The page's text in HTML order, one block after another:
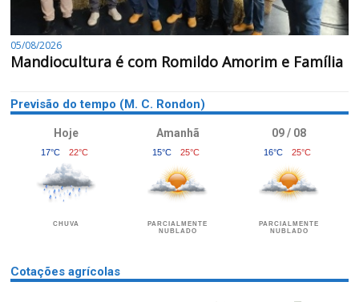
05/08/2026
Mandiocultura é com Romildo Amorim e Família
Previsão do tempo (M. C. Rondon)
Hoje
17°C 22°C
CHUVA
Amanhã
15°C 25°C
PARCIALMENTE
NUBLADO
09 / 08
16°C 25°C
PARCIALMENTE
NUBLADO
Cotações agrícolas